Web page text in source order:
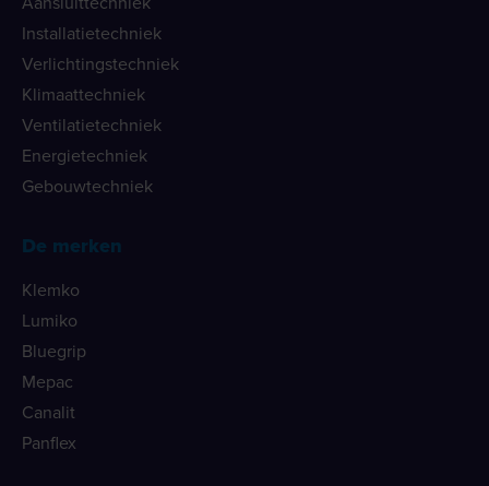
Installatietechniek
Verlichtingstechniek
Klimaattechniek
Ventilatietechniek
Energietechniek
Gebouwtechniek
De merken
Klemko
Lumiko
Bluegrip
Mepac
Canalit
Panflex